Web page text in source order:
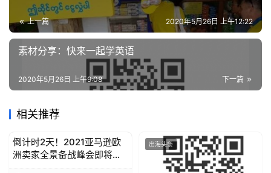
上一篇 2020年5月26日 上午12:22
素材分享：快来一起学英语
下一篇
2020年5月26日 上午9:08
相关推荐
出海头条
倒计时2天！2021亚马逊欧
洲卖家全景备战峰会即将开
出海头条